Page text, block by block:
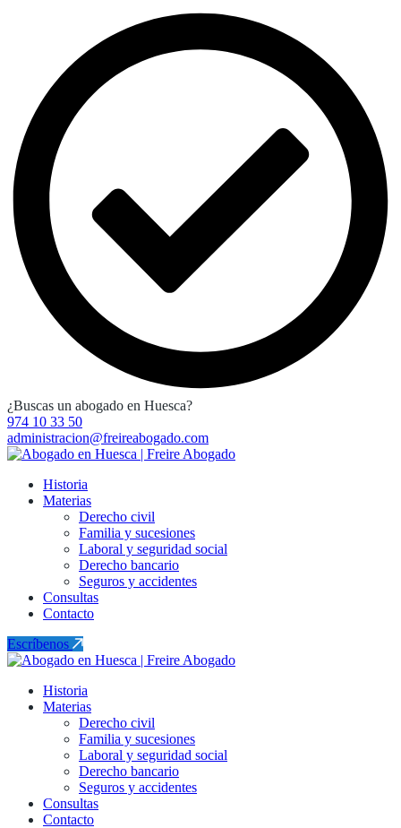
¿Buscas un abogado en Huesca?
974 10 33 50
administracion@freireabogado.com
Historia
Materias
Derecho civil
Familia y sucesiones
Laboral y seguridad social
Derecho bancario
Seguros y accidentes
Consultas
Contacto
Escríbenos
Historia
Materias
Derecho civil
Familia y sucesiones
Laboral y seguridad social
Derecho bancario
Seguros y accidentes
Consultas
Contacto